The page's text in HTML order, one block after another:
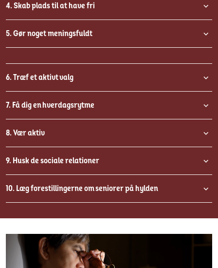
4. Skab plads til at have fri
5. Gør noget meningsfuldt
6. Træf et aktivt valg
7. Få dig en hverdagsrytme
8. Vær aktiv
9. Husk de sociale relationer
10. Læg forestillingerne om seniorer på hylden